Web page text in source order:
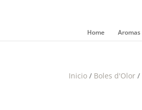
Home Aromas
Inicio / Boles d'Olor /